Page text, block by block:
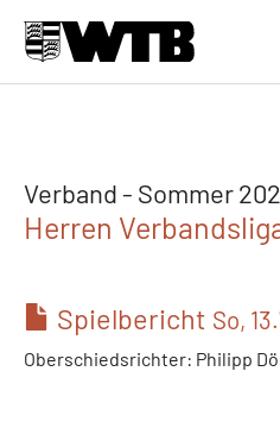
Verband - Sommer
Herren
Spielbericht So,
Oberschiedsrichter: Philipp